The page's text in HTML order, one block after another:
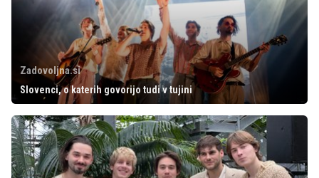
Zadovoljna.si
Slovenci, o katerih govorijo tudi v tujini